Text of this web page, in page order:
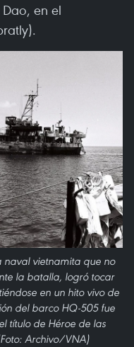
en el
naval vietnamita que no
la batalla, logró tocar
en un hito vivo de
del barco HQ-505 fue
título de Héroe de las
Archivo/VNA)